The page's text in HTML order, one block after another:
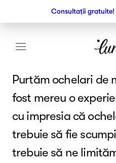
Consultații gratuite!
Purtăm ochelari de
fost mereu o
cu impresia că
trebuie să fie
trebuie să ne